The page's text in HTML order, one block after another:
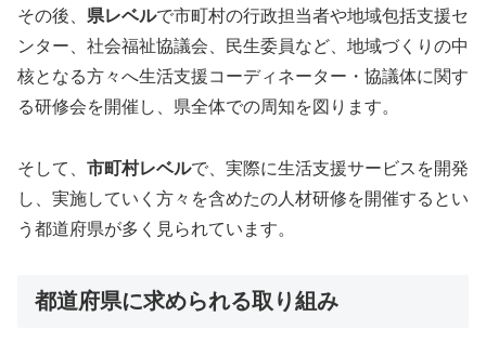
その後、 県レベルで市町村の行政担当者や地域包括支援セ
ンター、社会福祉協議会、民生委員など、地域づくりの中
核となる方々へ生活支援コーディネーター・協議体に関す
る研修会を開催し、県全体での周知を図ります。
そして、 市町村レベルで、実際に生活支援サービスを開発
し、実施していく方々を含めたの人材研修を開催するとい
う都道府県が多く見られています。
都道府県に求められる取り組み